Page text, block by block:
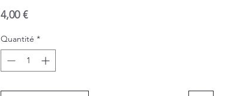
4,00 €Prix
Quantité *